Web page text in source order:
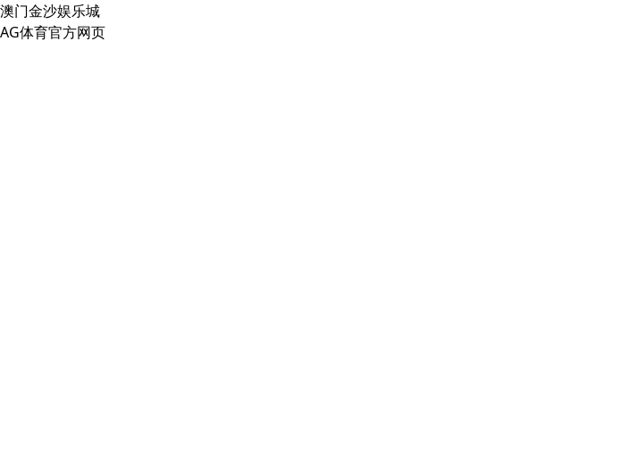
澳门金沙娱乐城
AG体育官方网页